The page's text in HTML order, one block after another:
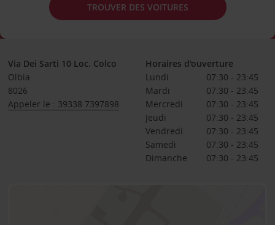
TROUVER DES VOITURES
Via Dei Sarti 10 Loc. Colco
Olbia
8026
Appeler le : 39338 7397898
Horaires d'ouverture
Lundi
07:30 - 23:45
Mardi
07:30 - 23:45
Mercredi
07:30 - 23:45
Jeudi
07:30 - 23:45
Vendredi
07:30 - 23:45
Samedi
07:30 - 23:45
Dimanche
07:30 - 23:45